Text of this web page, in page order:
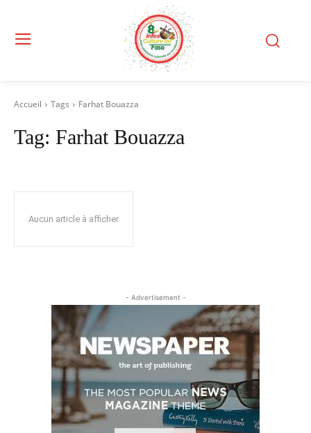
Accueil Tags Farhat Bouazza
Tag: Farhat Bouazza
Aucun article à afficher
- Advertisement -